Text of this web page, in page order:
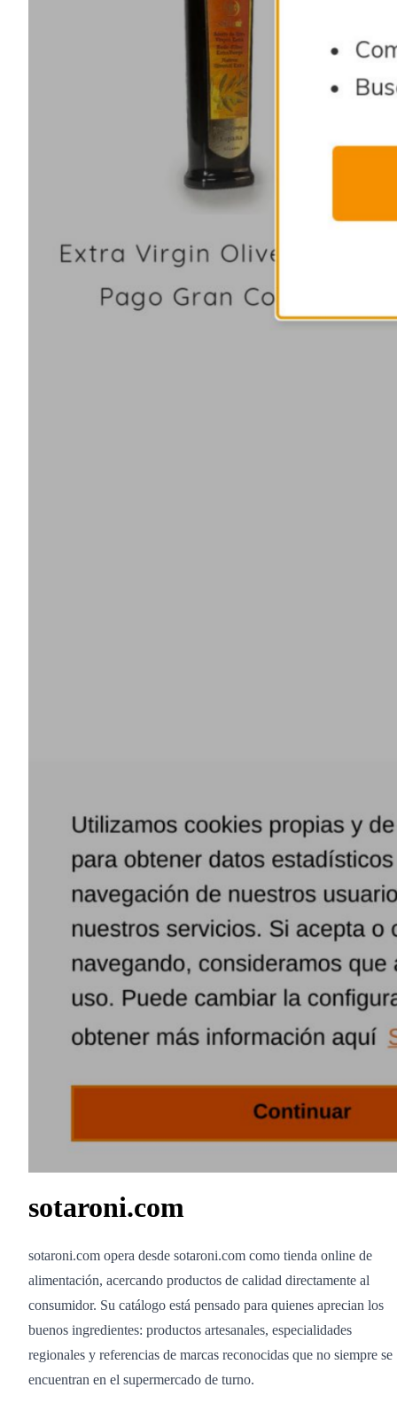
sotaroni.com
sotaroni.com opera desde sotaroni.com como tienda online de
alimentación, acercando productos de calidad directamente al
consumidor. Su catálogo está pensado para quienes aprecian los
buenos ingredientes: productos artesanales, especialidades
regionales y referencias de marcas reconocidas que no siempre se
encuentran en el supermercado de turno.